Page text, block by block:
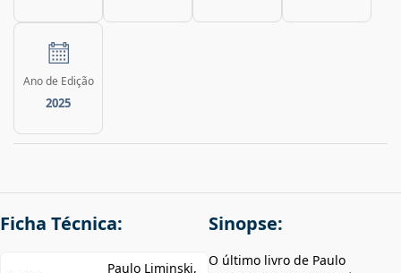
Ano de Edição
2025
Ficha Técnica:
Paulo Liminski,
Sinopse:
O último livro de Paulo